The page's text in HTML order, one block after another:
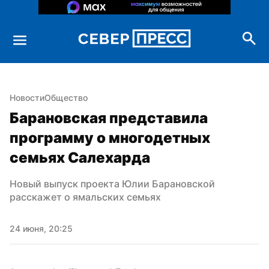
НовостиОбщество
Барановская представила
программу о многодетных
семьях Салехарда
Новый выпуск проекта Юлии Барановской
расскажет о ямальских семьях
24 июня, 20:25